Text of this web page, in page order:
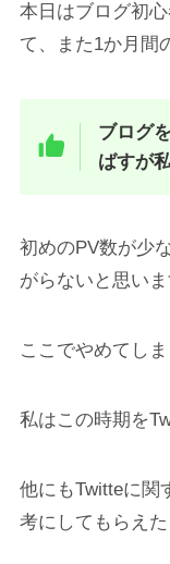
本日はブログ初
て、また1か月間
ブログ
ばすが
初めのPV数が少
がらないと思いま
ここでやめてし
私はこの時期を
他にもTwitteに関
考にしてもらえた